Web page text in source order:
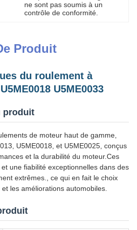
ne sont pas soumis à un
contrôle de conformité.
Produit
du roulement à
U5ME0033
produit
de moteur haut de gamme,
U5ME0018, et U5ME0025, conçus
et la durabilité du moteur.Ces
une fiabilité exceptionnelles dans des
extrêmes., ce qui en fait le choix
les améliorations automobiles.